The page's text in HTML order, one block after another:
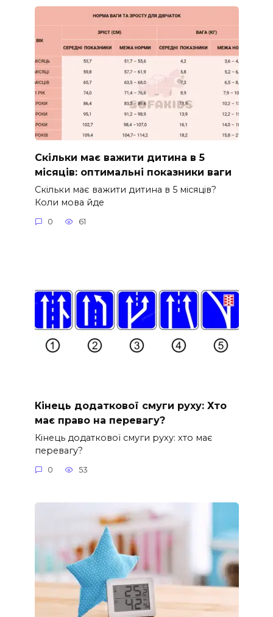
Скільки має важити дитина в 5
місяців: оптимальні показники ваги
Скільки має важити дитина в 5 місяців?
Коли мова йде
0 61
Кінець додаткової смуги руху: Хто
має право на перевагу?
Кінець додаткової смуги руху: хто має
перевагу?
0 53